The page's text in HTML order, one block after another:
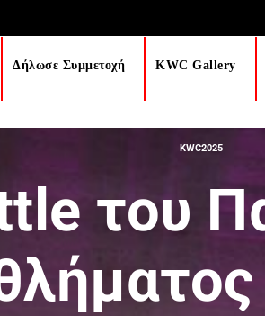
Δήλωσε Συμμετοχή KWC Gallery
KWC2025
του